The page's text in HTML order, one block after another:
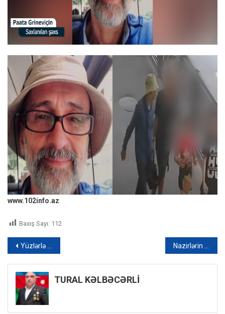
www.102info.az
Baxış Sayı: 112
Yazı
naviqasiyası
Yüzlərlə miqrant İspaniya şəhərinə hücum çəkdi – VİDEO
TURAL KƏLBƏCƏRLİ